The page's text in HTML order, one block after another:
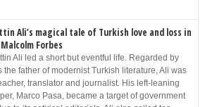
Ali’s magical tale of Turkish love and loss in
Forbes
Ali led a short but eventful life. Regarded by
the father of modernist Turkish literature, Ali was
translator and journalist. His left-leaning
Marco Pasa, became a target of government